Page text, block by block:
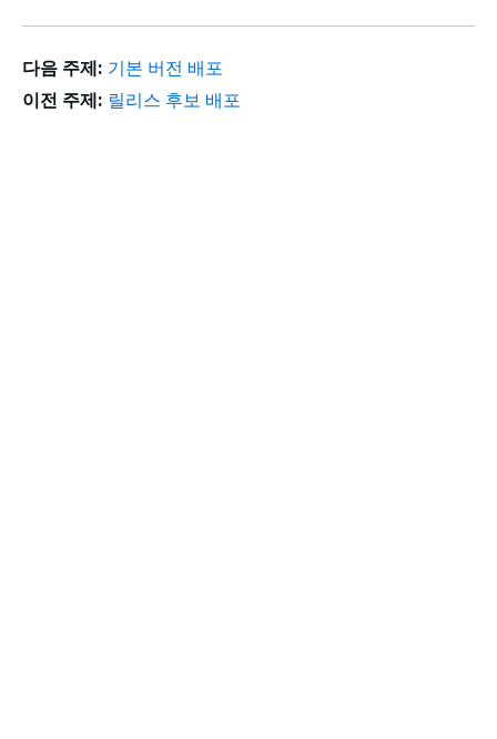
다음 주제: 기본 버전 배포
이전 주제: 릴리스 후보 배포